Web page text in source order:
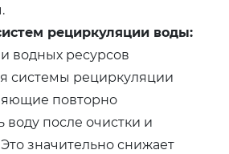
рециркуляции воды:
водных ресурсов
системы рециркуляции
повторно
воду после очистки и
значительно снижает